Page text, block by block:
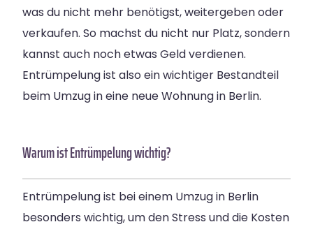
was du nicht mehr benötigst, weitergeben oder
verkaufen. So machst du nicht nur Platz, sondern
kannst auch noch etwas Geld verdienen.
Entrümpelung ist also ein wichtiger Bestandteil
beim Umzug in eine neue Wohnung in Berlin.
Warum ist Entrümpelung wichtig?
Entrümpelung ist bei einem Umzug in Berlin
besonders wichtig, um den Stress und die Kosten